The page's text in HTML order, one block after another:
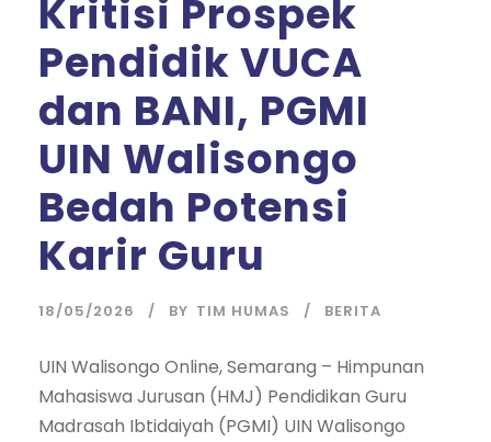
Kritisi Prospek
Pendidik VUCA
dan BANI, PGMI
UIN Walisongo
Bedah Potensi
Karir Guru
18/05/2026 BY TIM HUMAS BERITA
UIN Walisongo Online, Semarang – Himpunan
Mahasiswa Jurusan (HMJ) Pendidikan Guru
Madrasah Ibtidaiyah (PGMI) UIN Walisongo